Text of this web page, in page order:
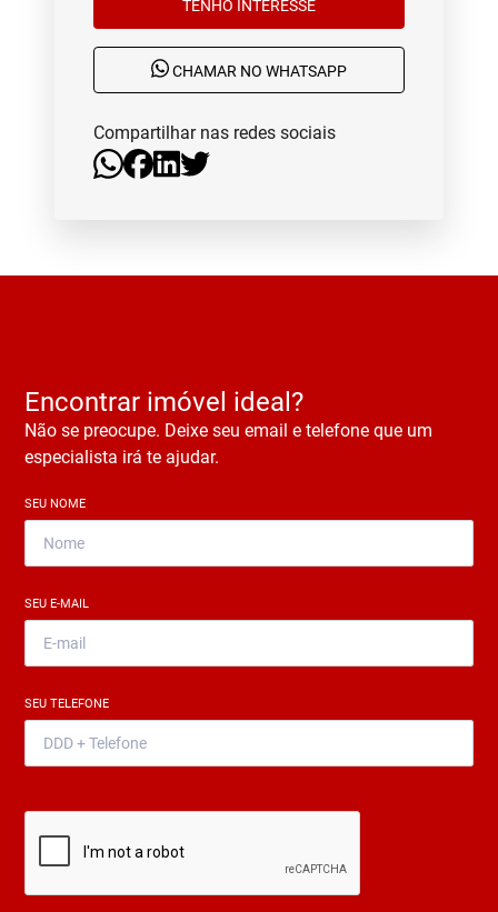
TENHO INTERESSE
CHAMAR NO WHATSAPP
Compartilhar nas redes sociais
Encontrar imóvel ideal?
Não se preocupe. Deixe seu email e telefone que um
especialista irá te ajudar.
SEU NOME
SEU E-MAIL
SEU TELEFONE